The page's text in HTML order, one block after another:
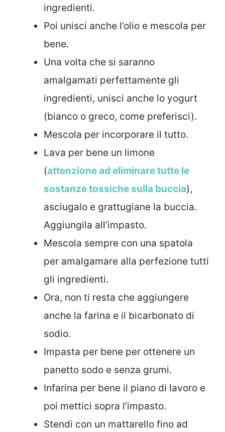
ingredienti.
Poi unisci anche l’olio e mescola per
bene.
Una volta che si saranno
amalgamati perfettamente gli
ingredienti, unisci anche lo yogurt
(bianco o greco, come preferisci).
Mescola per incorporare il tutto.
Lava per bene un limone
(attenzione ad eliminare tutte le
sostanze tossiche sulla buccia),
asciugalo e grattugiane la buccia.
Aggiungila all’impasto.
Mescola sempre con una spatola
per amalgamare alla perfezione tutti
gli ingredienti.
Ora, non ti resta che aggiungere
anche la farina e il bicarbonato di
sodio.
Impasta per bene per ottenere un
panetto sodo e senza grumi.
Infarina per bene il piano di lavoro e
poi mettici sopra l’impasto.
Stendi con un mattarello fino ad